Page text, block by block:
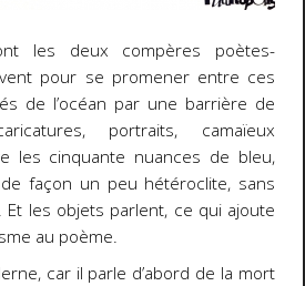
les deux compères poètes-
pour se promener entre ces
de l’océan par une barrière de
portraits, camaïeux
les cinquante nuances de bleu,
façon un peu hétéroclite, sans
les objets parlent, ce qui ajoute
au poème.
car il parle d’abord de la mort